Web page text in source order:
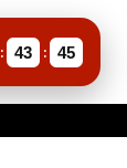
: 43 : 44